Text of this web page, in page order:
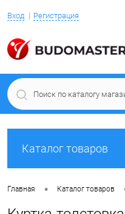
Вход Регистрация
Каталог товаров
Главная • Каталог товаров